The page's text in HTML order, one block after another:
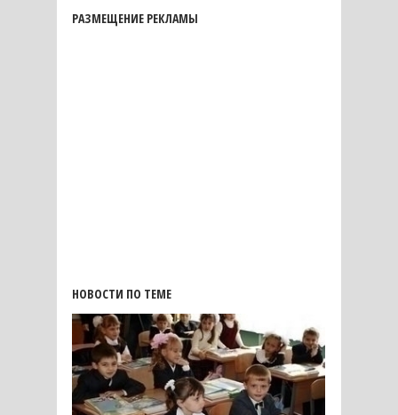
РАЗМЕЩЕНИЕ РЕКЛАМЫ
НОВОСТИ ПО ТЕМЕ